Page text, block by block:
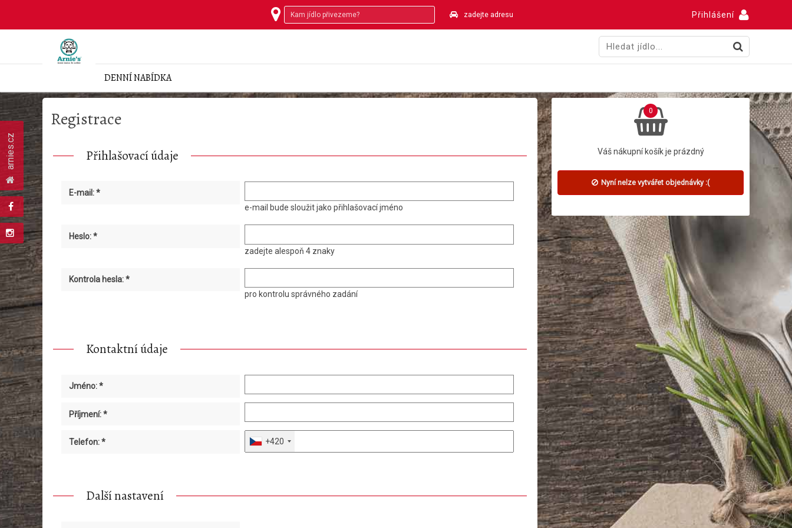
zadejte adresu Přihlášení
DENNÍ NABÍDKA
Registrace
Přihlašovací údaje
E-mail: *
e-mail bude sloužit jako přihlašovací jméno
Heslo: *
zadejte alespoň 4 znaky
Kontrola hesla: *
pro kontrolu správného zadání
Kontaktní údaje
Jméno: *
Příjmení: *
Telefon: * +420
Další nastavení
0
Váš nákupní košík je prázdný
Nyní nelze vytvářet objednávky :(
arnies.cz